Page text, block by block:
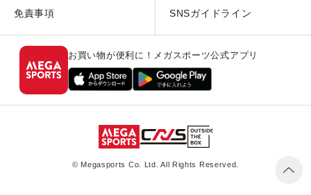
免責事項 SNSガイドライン
お買い物が便利に！メガスポーツ公式アプリ
© Megasports Co. Ltd. All Rights Reserved.